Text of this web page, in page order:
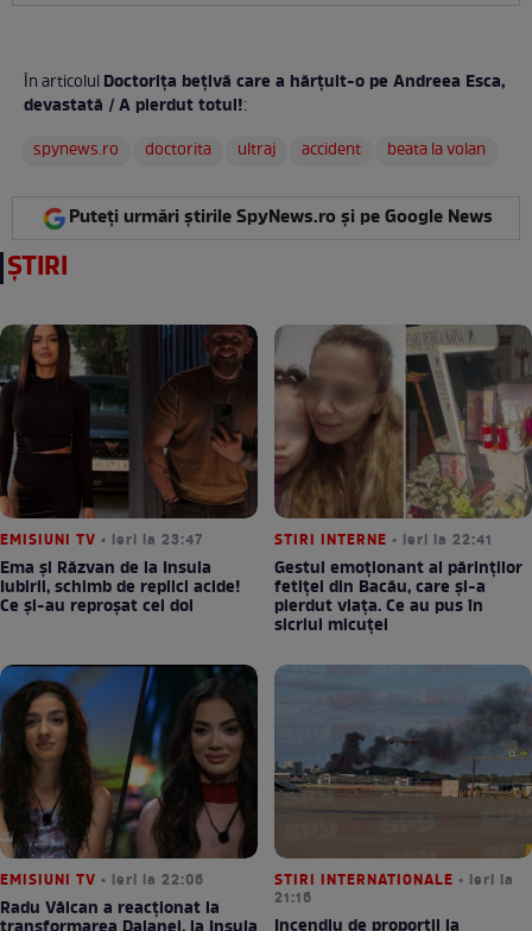
În articolulDoctorița bețivă care a hărțuit-o pe Andreea Esca,
devastată / A pierdut totul!:
spynews.ro
doctorita ultraj accident beata la volan
Puteți urmări știrile SpyNews.ro și pe Google News
ȘTIRI
EMISIUNI TV • ieri la 23:47
Ema și Răzvan de la Insula
Iubirii, schimb de replici acide!
Ce și-au reproșat cei doi
STIRI INTERNE • ieri la 22:41
Gestul emoționant al părinților
fetiței din Bacău, care și-a
pierdut viața. Ce au pus în
sicriul micuței
EMISIUNI TV • ieri la 22:06
Radu Vâlcan a reacționat la
STIRI INTERNATIONALE • ieri la
21:16